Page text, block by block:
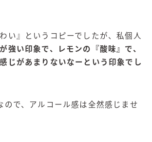
い』というコピーでしたが、私個人
が強い印象で、レモンの『酸味』で、
じがあまりないなーという印象でし
ので、アルコール感は全然感じませ